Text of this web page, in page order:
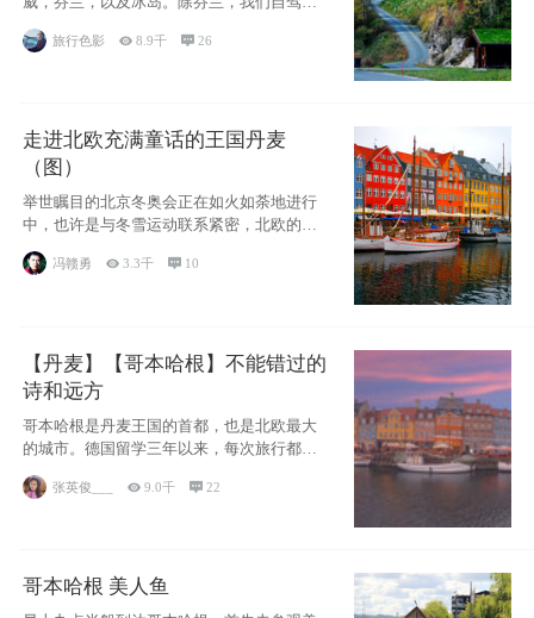
旅行色影 8.9千 26
走进北欧充满童话的王国丹麦
（图）
举世瞩目的北京冬奥会正在如火如荼地进行
中，也许是与冬雪运动联系紧密，北欧的一
些国家因
冯赣勇 3.3千  10
【丹麦】【哥本哈根】不能错过的
诗和远方
哥本哈根是丹麦王国的首都，也是北欧最大
的城市。德国留学三年以来，每次旅行都是
张英俊___ 9.0千 22
哥本哈根 美人鱼